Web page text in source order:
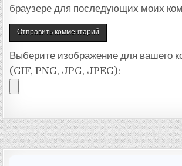
браузере для последующих моих
Выберите изображение для вашего
(GIF, PNG, JPG, JPEG):